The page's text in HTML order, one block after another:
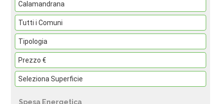
Spesa Energetica